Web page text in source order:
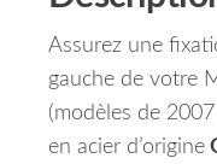
Assurez une
gauche de votre
(modèles de
en acier d’origine